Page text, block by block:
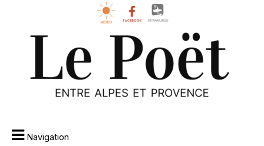
Navigation